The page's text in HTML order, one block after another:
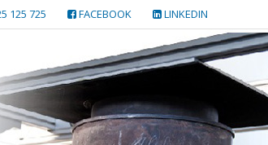
125 725 FACEBOOK LINKEDIN